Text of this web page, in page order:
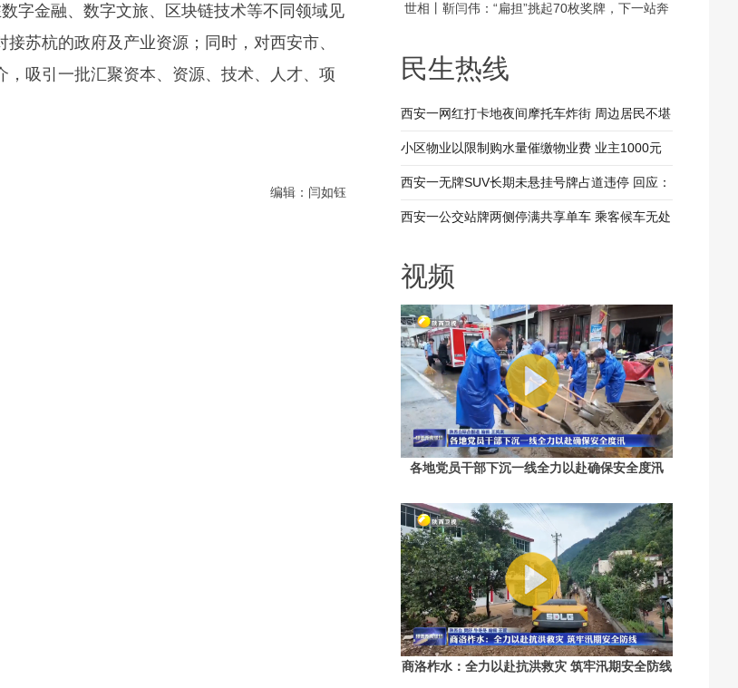
字金融、数字文旅、区块链技术等不同领域见
苏杭的政府及产业资源；同时，对西安市、
吸引一批汇聚资本、资源、技术、人才、项
编辑：闫如钰
世相丨靳闫伟：“扁担”挑起70枚奖牌，下一站奔
民生热线
西安一网红打卡地夜间摩托车炸街 周边居民不堪
其扰 回应：将持续开展专项整治行动
小区物业以限制购水量催缴物业费 业主1000元
装修押金抵扣物业费 兴平市住建局：已责令物业
整改
西安一无牌SUV长期未悬挂号牌占道违停 回应：
驾驶人被记9分罚款200元
西安一公交站牌两侧停满共享单车 乘客候车无处
视频
各地党员干部下沉一线全力以赴确保安全度汛
商洛柞水：全力以赴抗洪救灾 筑牢汛期安全防线